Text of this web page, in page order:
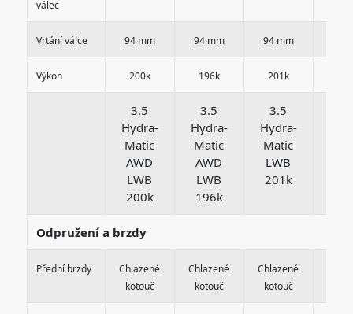
válec
Vrtání válce 94 mm 94 mm 94 mm
Výkon 200k 196k 201k
3.5
Hydra-
Matic
AWD
LWB
200k
3.5
Hydra-
Matic
AWD
LWB
196k
3.5
Hydra-
Matic
LWB
201k
Odpružení a brzdy
Přední brzdy
Chlazené
kotouč
Chlazené
kotouč
Chlazené
kotouč